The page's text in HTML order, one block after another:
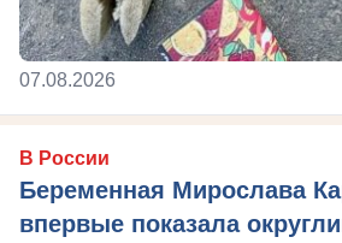
07.08.2026
В России
Беременная Мирослава
впервые показала